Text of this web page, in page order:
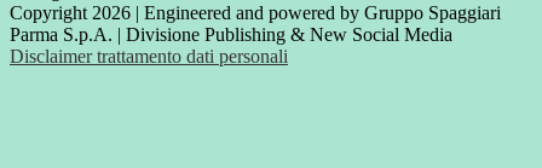
Copyright 2026 | Engineered and powered by Gruppo Spaggiari
Parma S.p.A. | Divisione Publishing & New Social Media
Disclaimer trattamento dati personali